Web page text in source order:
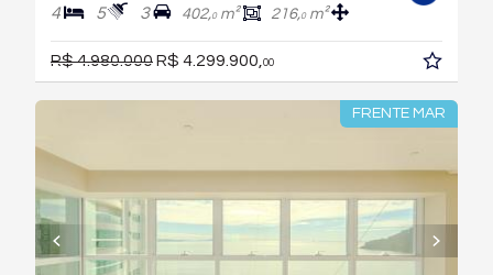
4 5 3 402,0m² 216,0m²
R$ 4.980.000R$ 4.299.900, 00
FRENTE MAR